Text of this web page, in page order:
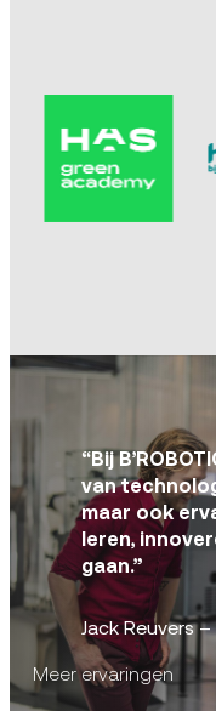
“Bij
van
maar ook
leren,
gaan.”
Jack Reuvers
Meer ervaringen